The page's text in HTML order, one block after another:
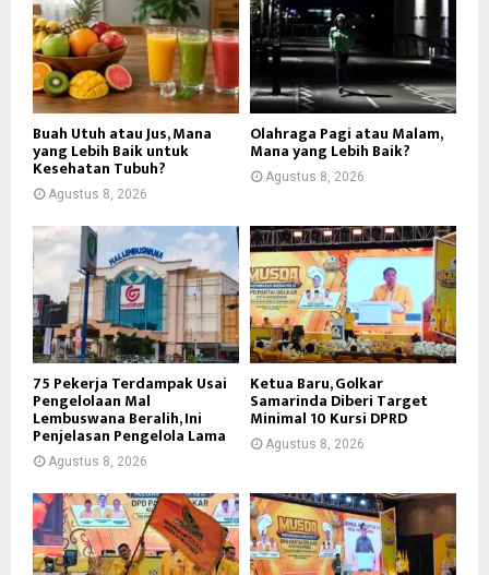
Buah Utuh atau Jus, Mana
yang Lebih Baik untuk
Kesehatan Tubuh?
Agustus 8, 2026
Olahraga Pagi atau Malam,
Mana yang Lebih Baik?
Agustus 8, 2026
75 Pekerja Terdampak Usai
Pengelolaan Mal
Lembuswana Beralih, Ini
Penjelasan Pengelola Lama
Agustus 8, 2026
Ketua Baru, Golkar
Samarinda Diberi Target
Minimal 10 Kursi DPRD
Agustus 8, 2026